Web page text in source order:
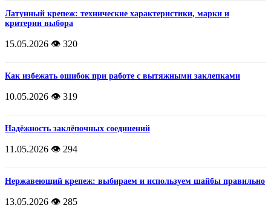
Латунный крепеж: технические характеристики, марки и
критерии выбора
15.05.2026 👁️ 320
Как избежать ошибок при работе с вытяжными заклепками
10.05.2026 👁️ 319
Надёжность заклёпочных соединений
11.05.2026 👁️ 294
Нержавеющий крепеж: выбираем и используем шайбы правильно
13.05.2026 👁️ 285